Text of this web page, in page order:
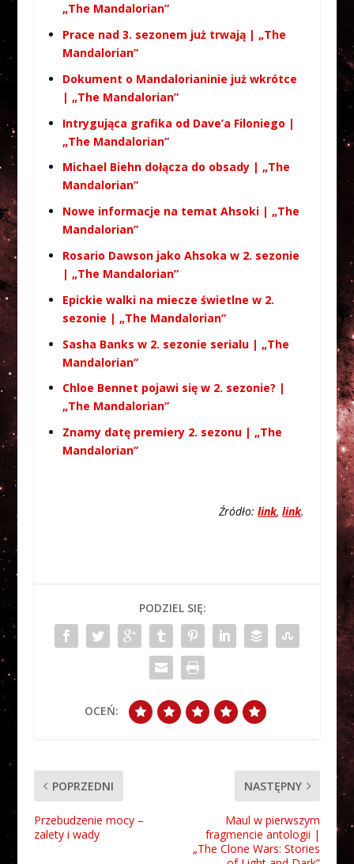
„The Mandalorian”
Prace nad 3. sezonem już trwają | „The
Mandalorian”
Dokument o Mandalorianinie już wkrótce
| „The Mandalorian”
Intrygująca grafika od Dave’a Filoniego |
„The Mandalorian”
Michael Biehn dołącza do obsady | „The
Mandalorian”
Nowe informacje na temat Ahsoki | „The
Mandalorian”
Rosario Dawson jako Ahsoka w 2. sezonie
| „The Mandalorian”
Epickie walki na miecze świetlne w 2.
sezonie | „The Mandalorian”
Sasha Banks w 2. sezonie serialu | „The
Mandalorian”
Chloe Bennet pojawi się w 2. sezonie? |
„The Mandalorian”
Znamy datę premiery 2. sezonu | „The
Mandalorian”
Źródło:link,link.
PODZIEL SIĘ:
OCEŃ:
POPRZEDNI
Przebudzenie mocy –
zalety i wady
NASTĘPNY
Maul w pierwszym
fragmencie antologii |
„The Clone Wars: Stories